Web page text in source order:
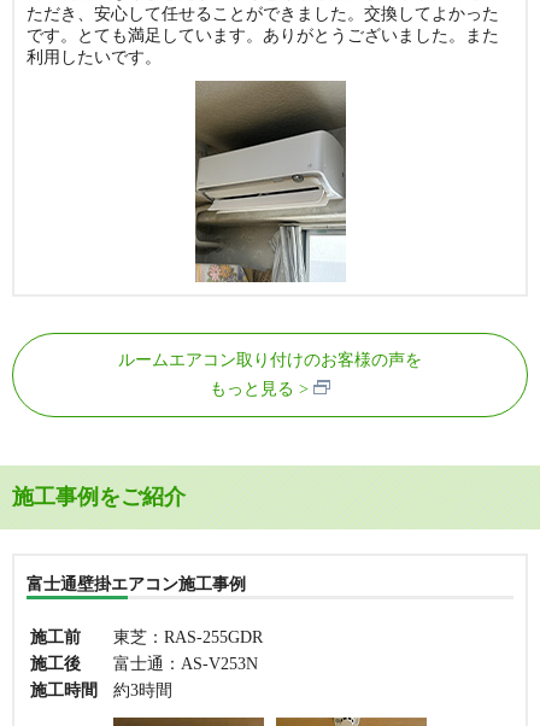
ただき、安心して任せることができました。交換してよかった
です。とても満足しています。ありがとうございました。また
利用したいです。
ルームエアコン取り付けのお客様の声を
もっと見る
施工事例をご紹介
富士通壁掛エアコン施工事例
施工前
東芝：RAS-255GDR
施工後
富士通：AS-V253N
施工時間
約3時間